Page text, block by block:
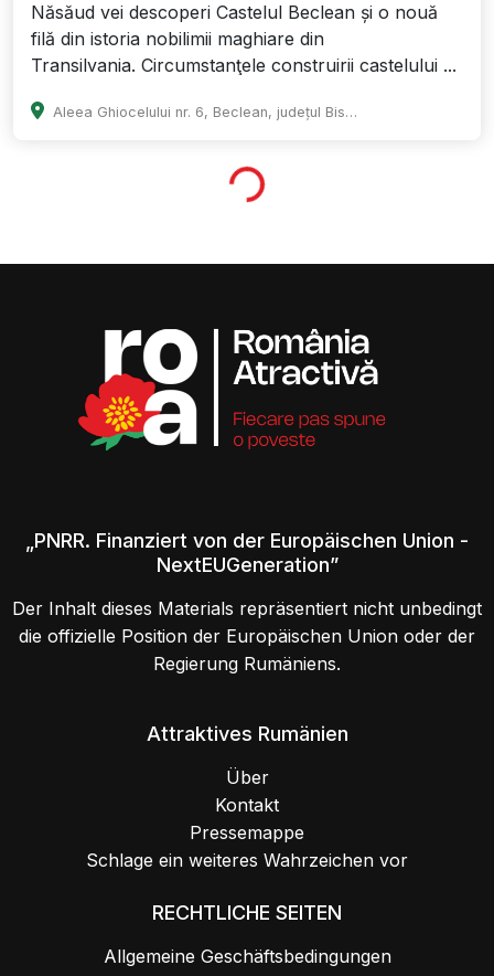
Năsăud vei descoperi Castelul Beclean și o nouă
filă din istoria nobilimii maghiare din
Transilvania. Circumstanţele construirii castelului ...
Aleea Ghiocelului nr. 6, Beclean, județul Bistrița-Năsăud
Landkreis Neamț
O poveste unică, în care legenda se împleteşte cu
Vestire a mănăstirii Bisericani Cum s-a întâmplat?
Cuviosul Iosif din Bistrița s-a dus să se închine la ...